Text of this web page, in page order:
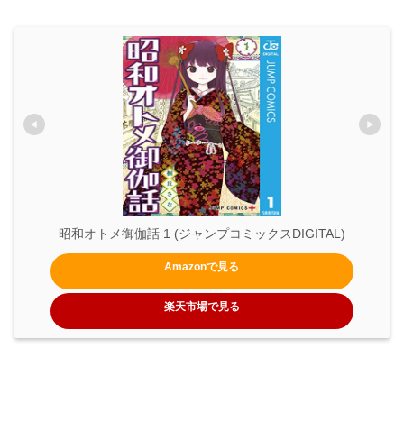
昭和オトメ御伽話 1 (ジャンプコミックスDIGITAL)
Amazonで見る
楽天市場で見る